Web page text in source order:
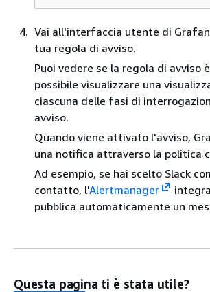
Vai all'interfaccia utente di
tua regola di avviso.
Puoi vedere se la regola di avviso
possibile visualizzare una
ciascuna delle fasi di
avviso.
Quando viene attivato l'avviso,
una notifica attraverso la politica
Ad esempio, se hai scelto Slack
contatto, l'Alertmanager
pubblica automaticamente un
Questa pagina ti è stata utile?